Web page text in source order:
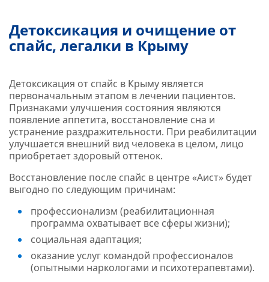
Детоксикация и очищение от
спайс, легалки в Крыму
Детоксикация от спайс в Крыму является
первоначальным этапом в лечении пациентов.
Признаками улучшения состояния являются
появление аппетита, восстановление сна и
устранение раздражительности. При реабилитации
улучшается внешний вид человека в целом, лицо
приобретает здоровый оттенок.
Восстановление после спайс в центре «Аист» будет
выгодно по следующим причинам:
профессионализм (реабилитационная
программа охватывает все сферы жизни);
социальная адаптация;
оказание услуг командой профессионалов
(опытными наркологами и психотерапевтами).